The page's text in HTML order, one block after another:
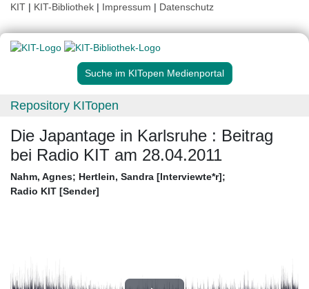
KIT | KIT-Bibliothek | Impressum | Datenschutz
Suche im KITopen Medienportal
Repository KITopen
Die Japantage in Karlsruhe : Beitrag
bei Radio KIT am 28.04.2011
Nahm, Agnes; Hertlein, Sandra [Interviewte*r];
Radio KIT [Sender]